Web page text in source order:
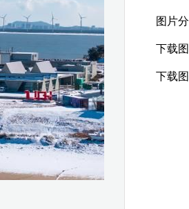
图片分
下载
下载